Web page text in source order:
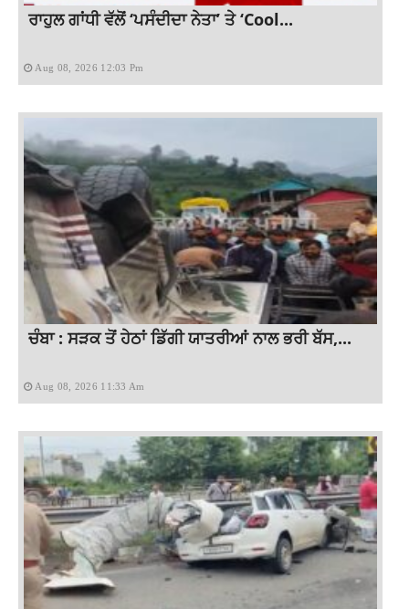
ਰਾਹੁਲ ਗਾਂਧੀ ਵੱਲੋਂ ‘ਪਸੰਦੀਦਾ ਨੇਤਾ’ ਤੇ ‘Cool...
Aug 08, 2026 12:03 Pm
ਚੰਬਾ : ਸੜਕ ਤੋਂ ਹੇਠਾਂ ਡਿੱਗੀ ਯਾਤਰੀਆਂ ਨਾਲ ਭਰੀ ਬੱਸ,...
Aug 08, 2026 11:33 Am